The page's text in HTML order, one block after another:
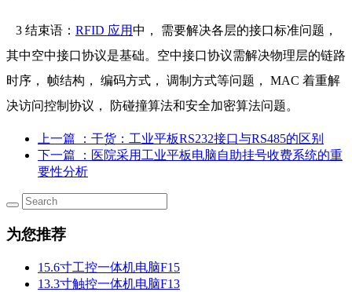
3 结束语： RFID 应用中， 需要解决各层的接口标准问题，
其中空中接口协议是基础。空中接口协议需解决物理层的链路
时序， 帧结构， 编码方式， 调制方式等问题， MAC 着重解
决访问控制协议， 防碰撞算法和安全加密算法问题。
上一篇
：干货：工业平板RS232接口与RS485的区别
下一篇
：医院采用工业平板电脑自助挂号收费系统的重
要性分析
为您推荐
15.6寸工控一体机电脑F15
13.3寸触控一体机电脑F13